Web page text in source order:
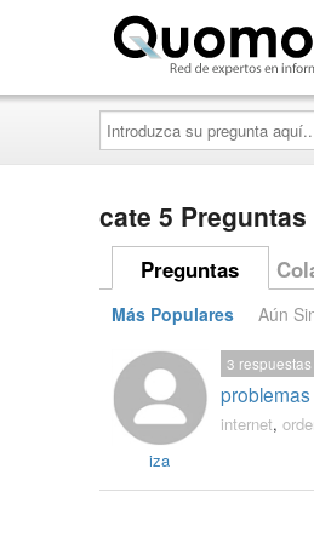
Introduzca
su
pregunta
aquí...
cate 5
Preguntas
Más Populares Aún
iza
3 respuestas
internet,